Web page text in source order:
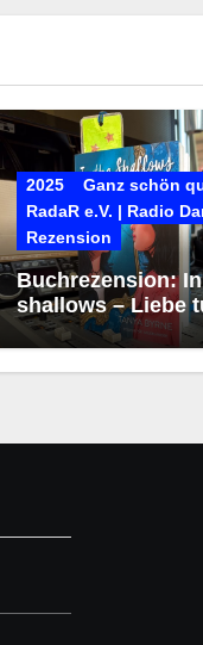
2025
Ganz schön
RadaR e.V. | Radio
Rezension
Buchrezension:
shallows – Liebe